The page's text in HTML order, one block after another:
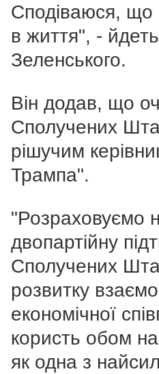
Сподіваюся, що
в життя", -
Зеленського.
Він додав, що
Сполучених
рішучим
Трампа".
"Розраховуємо
двопартійну
Сполучених
розвитку
економічної
користь обом
як одна з